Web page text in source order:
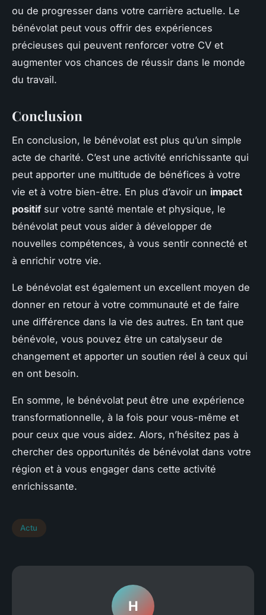
ou de progresser dans votre carrière actuelle. Le
bénévolat peut vous offrir des expériences
précieuses qui peuvent renforcer votre CV et
augmenter vos chances de réussir dans le monde
du travail.
Conclusion
En conclusion, le bénévolat est plus qu’un simple
acte de charité. C’est une activité enrichissante qui
peut apporter une multitude de bénéfices à votre
vie et à votre bien-être. En plus d’avoir un impact
positifsur votre santé mentale et physique, le
bénévolat peut vous aider à développer de
nouvelles compétences, à vous sentir connecté et
à enrichir votre vie.
Le bénévolat est également un excellent moyen de
donner en retour à votre communauté et de faire
une différence dans la vie des autres. En tant que
bénévole, vous pouvez être un catalyseur de
changement et apporter un soutien réel à ceux qui
en ont besoin.
En somme, le bénévolat peut être une expérience
transformationnelle, à la fois pour vous-même et
pour ceux que vous aidez. Alors, n’hésitez pas à
chercher des opportunités de bénévolat dans votre
région et à vous engager dans cette activité
enrichissante.
Actu
H